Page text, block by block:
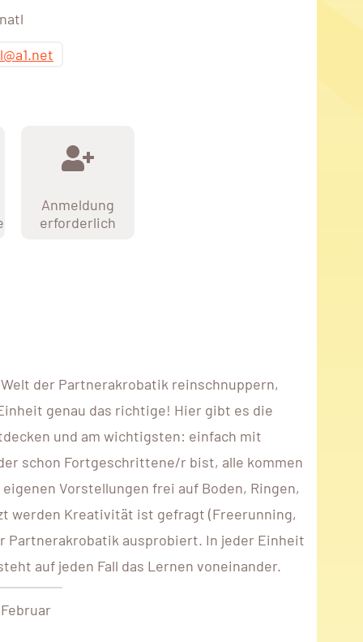
Anmeldung
erforderlich
der Partnerakrobatik reinschnuppern,
genau das richtige! Hier gibt es die
und am wichtigsten: einfach mit
schon Fortgeschrittene/r bist, alle kommen
Vorstellungen frei auf Boden, Ringen,
werden Kreativität ist gefragt (Freerunning,
Partnerakrobatik ausprobiert. In jeder Einheit
auf jeden Fall das Lernen voneinander.